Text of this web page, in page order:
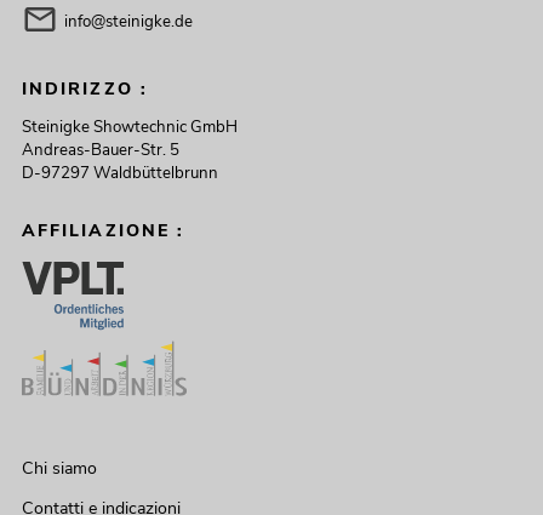
Subwoofer attivo bianco
DSP L
No. 20000910
info@steinigke.de
INDIRIZZO :
Steinigke Showtechnic GmbH
Andreas-Bauer-Str. 5
D-97297 Waldbüttelbrunn
AFFILIAZIONE :
Chi siamo
Contatti e indicazioni